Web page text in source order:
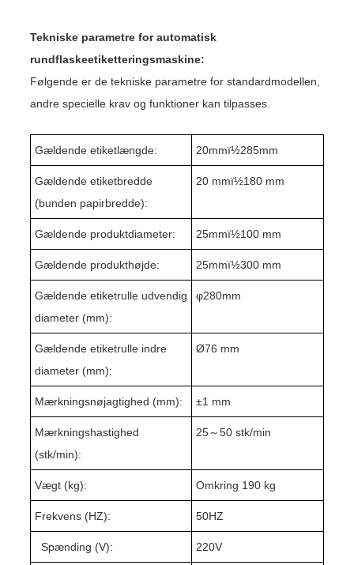
Tekniske parametre for automatisk
rundflaskeetiketteringsmaskine:
Følgende er de tekniske parametre for standardmodellen,
andre specielle krav og funktioner kan tilpasses.
Gældende etiketlængde: 20mmï½285mm
Gældende etiketbredde
(bunden papirbredde):
20 mmï½180 mm
Gældende produktdiameter: 25mmï½100 mm
Gældende produkthøjde: 25mmï½300 mm
Gældende etiketrulle udvendig
diameter (mm):
φ280mm
Gældende etiketrulle indre
diameter (mm):
Ø76 mm
Mærkningsnøjagtighed (mm): ±1 mm
Mærkningshastighed
(stk/min):
25～50 stk/min
Vægt (kg): Omkring 190 kg
Frekvens (HZ): 50HZ
Spænding (V): 220V